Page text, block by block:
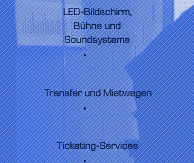
LED-Bildschirm,
Bühne und
Soundsysteme
Transfer und Mietwagen
Ticketing-Services